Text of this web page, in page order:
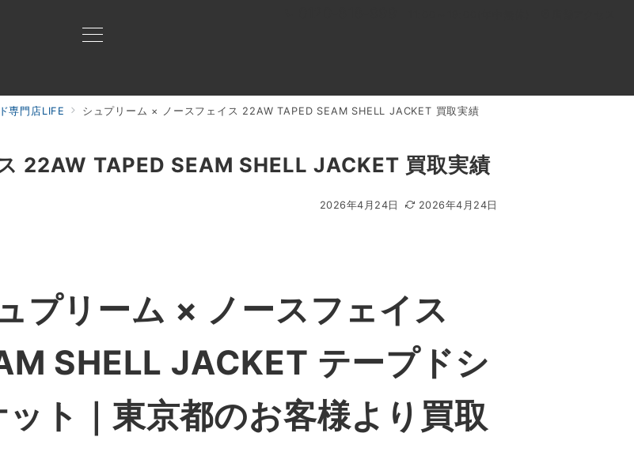
専門店LIFE シュプリーム × ノースフェイス 22AW TAPED SEAM SHELL JACKET 買取実績
22AW TAPED SEAM SHELL JACKET 買取実績
2026年4月24日 2026年4月24日
プリーム × ノースフェイス
SHELL JACKET テープドシ
ト ｜東京都のお客様より買取